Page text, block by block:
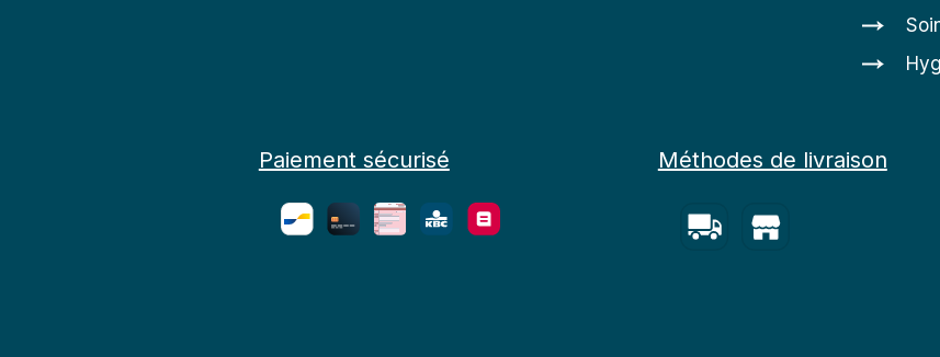
Paiement sécurisé Méthodes de livraison